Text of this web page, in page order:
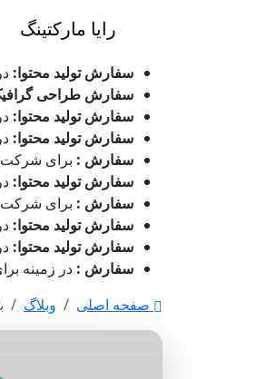
رایا مارکتینگ
سفارش تولید محتوا:
سفارش طراحی
سفارش تولید محتوا:
سفارش تولید محتوا:
سفارش : برای شرکت امیری
سفارش تولید محتوا:
سفارش : برای شرکت دیجی
سفارش تولید محتوا:
سفارش تولید محتوا:
سفارش : در زمینه برای
صفحه اصلی
وبلاگ